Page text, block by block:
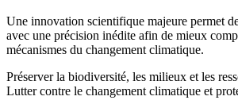
Une innovation scientifique majeure permet
avec une précision inédite afin de mieux
mécanismes du changement climatique.
Préserver la biodiversité, les milieux et les
Lutter contre le changement climatique et